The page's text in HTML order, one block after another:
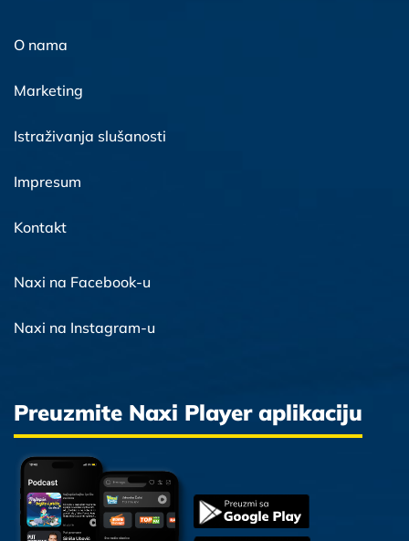
O nama
Marketing
Istraživanja slušanosti
Impresum
Kontakt
Naxi na Facebook-u
Naxi na Instagram-u
Preuzmite Naxi Player aplikaciju